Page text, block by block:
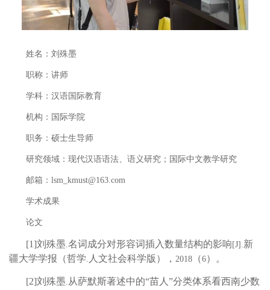
姓名：刘殊墨
职称：讲师
学科：汉语国际教育
机构：国际学院
职务：硕士生导师
研究领域：现代汉语语法、语义研究；国际中文教学研究
邮箱： lsm_kmust@163.com
学术成果
论文
[1]刘殊墨.名词成分对形容词插入数量结构的影响 [J].新
疆大学学报（哲学. 人文社会科学版）， 2018 （6）。
[2]刘殊墨. 从萨默斯著述中的“苗人”分类体系看西南少数